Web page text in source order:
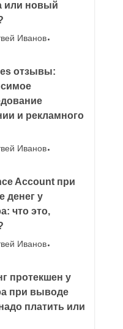
или новый
Иванов
отзывы:
и рекламного
Иванов
Account при
денег у
что это,
Иванов
протекшен у
при выводе
платить или